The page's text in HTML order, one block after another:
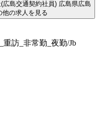
広島交通契約社員) 広島県広島
他の求人を見る
訪_非常勤_夜勤/Jb